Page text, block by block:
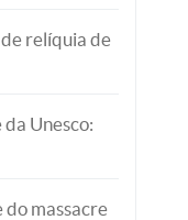
relíquia de
Unesco:
massacre